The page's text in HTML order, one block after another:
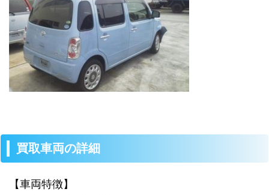
買取車両の詳細
【車両特徴】